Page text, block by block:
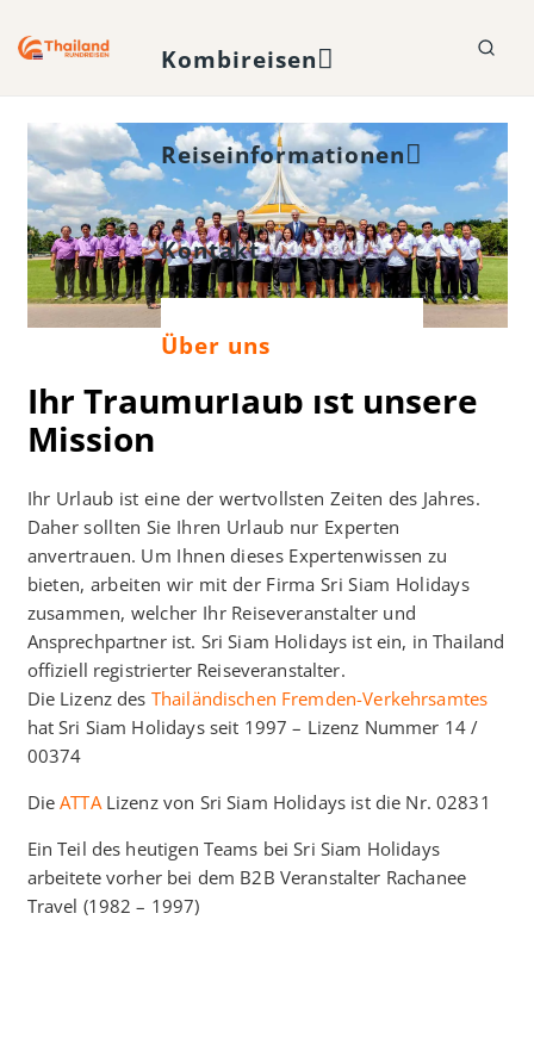
Kombireisen
Reiseinformationen
Kontakt
Über uns
Ihr Traumurlaub ist unsere
Mission
Ihr Urlaub ist eine der wertvollsten Zeiten des Jahres.
Daher sollten Sie Ihren Urlaub nur Experten
anvertrauen. Um Ihnen dieses Expertenwissen zu
bieten, arbeiten wir mit der Firma Sri Siam Holidays
zusammen, welcher Ihr Reiseveranstalter und
Ansprechpartner ist. Sri Siam Holidays ist ein, in Thailand
offiziell registrierter Reiseveranstalter.
Die Lizenz des Thailändischen Fremden-Verkehrsamtes
hat Sri Siam Holidays seit 1997 – Lizenz Nummer 14 /
00374
DieATTALizenz von Sri Siam Holidays ist die Nr. 02831
Ein Teil des heutigen Teams bei Sri Siam Holidays
arbeitete vorher bei dem B2B Veranstalter Rachanee
Travel (1982 – 1997)